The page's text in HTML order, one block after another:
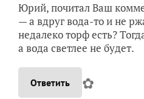
Юрий, почитал Ваш
— а вдруг вода-то и не
недалеко торф есть?
а вода светлее не будет.
Ответить ✿